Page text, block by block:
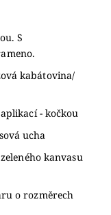
S
kabátovina/
- kočkou
ucha
kanvasu
o rozměrech